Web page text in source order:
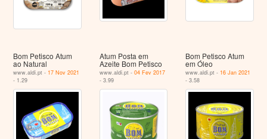
Bom Petisco Atum
ao Natural
www.aldi.pt - 17 Nov 2021
- 1.29
Atum Posta em
Azeite Bom Petisco
www.aldi.pt - 04 Fev 2017
- 3.99
Bom Petisco Atum
em Óleo
www.aldi.pt - 16 Jan 2021
- 3.58